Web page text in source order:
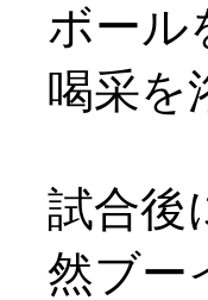
ボール
喝采を
試合後
然ブー